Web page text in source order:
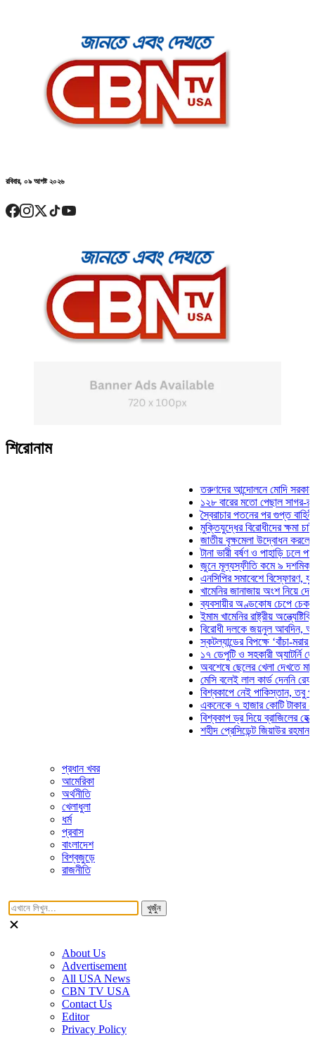
রবিবার, ০৯ আগষ্ট ২০২৬
শিরোনাম
তরুণদের আন্দোলনে মোদি সরকার দুর্বল
১২৮ বারের মতো পেছাল সাগর-রুনি
স্বৈরাচার পতনের পর গুপ্ত বাহিনীর
মুক্তিযুদ্ধের বিরোধীদের ক্ষমা চাইতে
জাতীয় বৃক্ষমেলা উদ্বোধন করলেন
টানা ভারী বর্ষণ ও পাহাড়ি ঢলে পানিবন্দি
জুনে মূল্যস্ফীতি কমে ৯ দশমিক ১৬
এনসিপির সমাবেশে বিস্ফোরণ,
খামেনির জানাজায় অংশ নিয়ে দেশে
ব্যবসায়ীর অণ্ডকোষ চেপে চেক-
ইমাম খামেনির রাষ্ট্রীয়
বিরোধী দলকে জয়নুল আবদিন,
স্কটল্যান্ডের বিপক্ষে ‘বাঁচা-মরার
১৭ ডেপুটি ও সহকারী অ্যাটর্নি
অবশেষে ছেলের খেলা দেখতে মাঠে
মেসি বলেই লাল কার্ড দেননি রেফারি!
বিশ্বকাপে নেই পাকিস্তান, তবু
একনেকে ৭ হাজার কোটি টাকার ৫
বিশ্বকাপ ড্র দিয়ে ব্রাজিলের হেক্সা
শহীদ প্রেসিডেন্ট জিয়াউর রহমান
প্রধান খবর
আমেরিকা
অর্থনীতি
খেলাধুলা
ধর্ম
প্রবাস
বাংলাদেশ
বিশ্বজুড়ে
রাজনীতি
খুজুঁন
About Us
Advertisement
All USA News
CBN TV USA
Contact Us
Editor
Privacy Policy